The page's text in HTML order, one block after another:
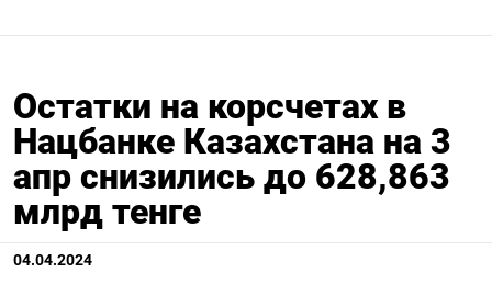
Остатки на корсчетах в
Нацбанке Казахстана на 3
апр снизились до 628,863
млрд тенге
04.04.2024